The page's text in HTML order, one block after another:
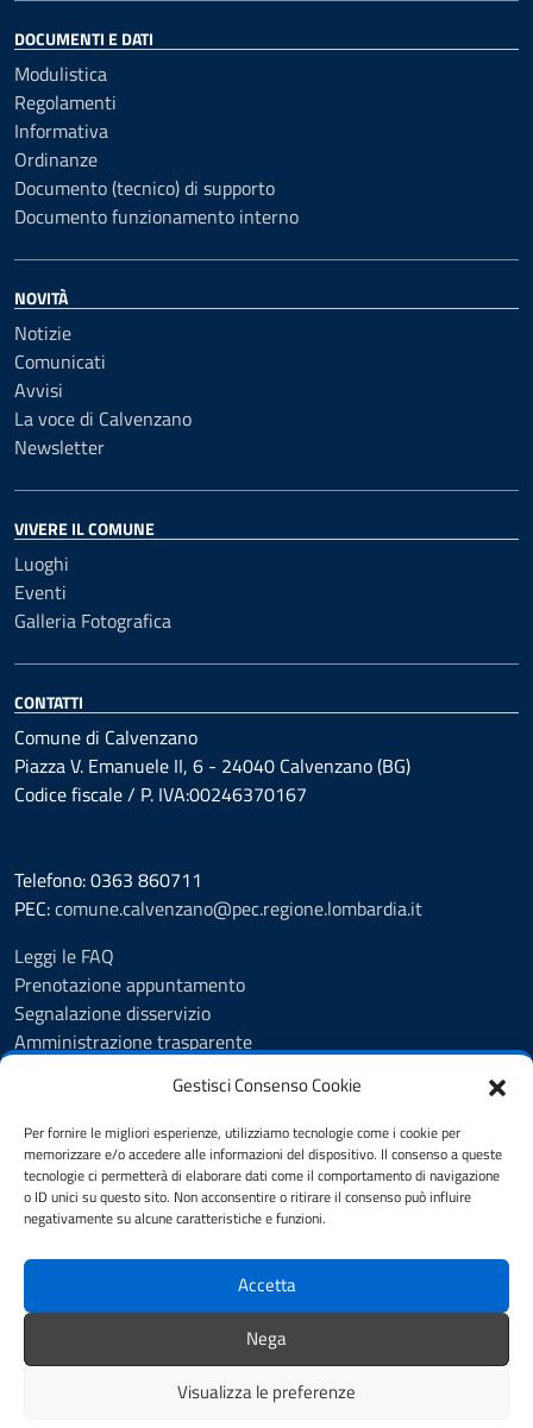
Gestisci Consenso Cookie
Per fornire le migliori esperienze, utilizziamo tecnologie come i cookie per
memorizzare e/o accedere alle informazioni del dispositivo. Il consenso a queste
tecnologie ci permetterà di elaborare dati come il comportamento di navigazione
o ID unici su questo sito. Non acconsentire o ritirare il consenso può influire
negativamente su alcune caratteristiche e funzioni.
Accetta
Nega
Visualizza le preferenze
DOCUMENTI E DATI
Modulistica
Regolamenti
Informativa
Ordinanze
Documento (tecnico) di supporto
Documento funzionamento interno
NOVITÀ
Notizie
Comunicati
Avvisi
La voce di Calvenzano
Newsletter
VIVERE IL COMUNE
Luoghi
Eventi
Galleria Fotografica
CONTATTI
Comune di Calvenzano
Piazza V. Emanuele II, 6 - 24040 Calvenzano (BG)
Codice fiscale / P. IVA:00246370167
Telefono: 0363 860711
PEC:comune.calvenzano@pec.regione.lombardia.it
Leggi le FAQ
Prenotazione appuntamento
Segnalazione disservizio
Amministrazione trasparente
Informativa privacy
Cookie Policy
Note legali
Dichiarazione di accessibilità
SEGUICI SU
Biblioteca Comunale